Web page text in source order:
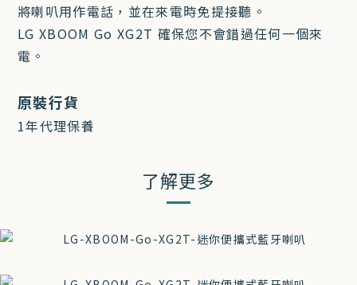
將喇叭用作電話，並在來電時免提接聽。
LG XBOOM Go XG2T 確保您不會錯過任何一個來
電。
原裝行貨
1年代理保養
了解更多